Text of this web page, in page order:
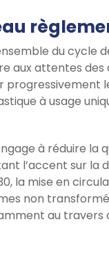
du cycle
aux attentes
à usage
à réduire la
l’accent sur
la mise en
non
au travers